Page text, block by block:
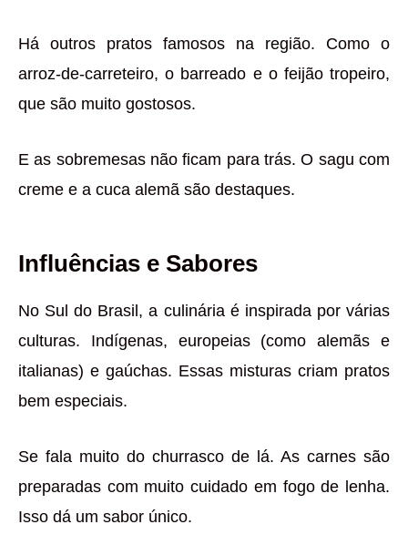
Há outros pratos famosos na região. Como o
arroz-de-carreteiro, o barreado e o feijão tropeiro,
que são muito gostosos.
E as sobremesas não ficam para trás. O sagu com
creme e a cuca alemã são destaques.
Influências e Sabores
No Sul do Brasil, a culinária é inspirada por várias
culturas. Indígenas, europeias (como alemãs e
italianas) e gaúchas. Essas misturas criam pratos
bem especiais.
Se fala muito do churrasco de lá. As carnes são
preparadas com muito cuidado em fogo de lenha.
Isso dá um sabor único.